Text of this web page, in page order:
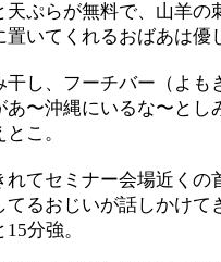
天ぷらが無料で、山羊の
いてくれるおばあは優
し、フーチバー（よも
あ〜沖縄にいるな〜とし
こ。
てセミナー会場近くの
てるおじいが話しかけて
分強。